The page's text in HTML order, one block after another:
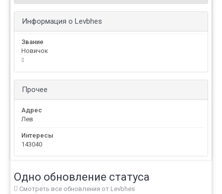
Информация о Levbhes
Звание
Новичок
Прочее
Адрес
Лев
Интересы
143040
Одно обновление статуса
Смотреть все обновления от Levbhes